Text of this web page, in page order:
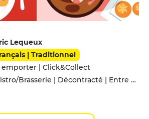
Lequeux
| Traditionnel
emporter | Click&Collect
Bistro/Brasserie | Décontracté | Entre amis